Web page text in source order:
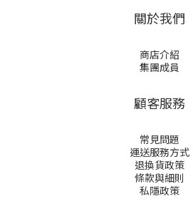
關於我們
商店介紹
集團成員
顧客服務
常見問題
運送服務方式
退換貨政策
條款與細則
私隱政策